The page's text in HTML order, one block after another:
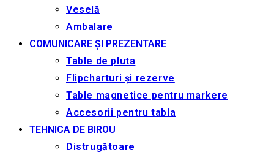
Veselă
Ambalare
COMUNICARE ȘI PREZENTARE
Table de pluta
Flipcharturi și rezerve
Table magnetice pentru markere
Accesorii pentru tabla
TEHNICA DE BIROU
Distrugătoare